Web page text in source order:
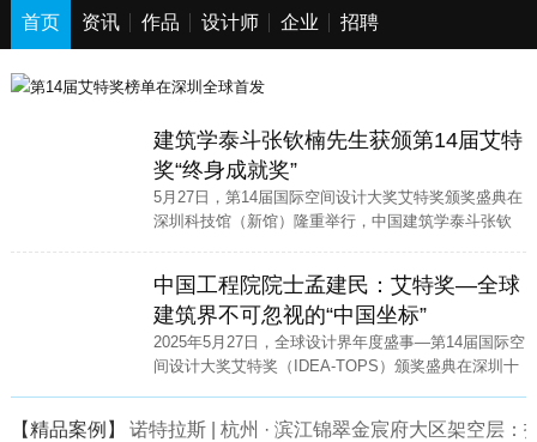
首页 资讯 作品 设计师 企业 招聘
建筑学泰斗张钦楠先生获颁第14届艾特
奖“终身成就奖”
5月27日，第14届国际空间设计大奖艾特奖颁奖盛典在
深圳科技馆（新馆）隆重举行，中国建筑学泰斗张钦
中国工程院院士孟建民：艾特奖—全球
建筑界不可忽视的“中国坐标”
2025年5月27日，全球设计界年度盛事—第14届国际空
间设计大奖艾特奖（IDEA-TOPS）颁奖盛典在深圳十
【精品案例】
诺特拉斯 | 杭州 · 滨江锦翠金宸府大区架空层：